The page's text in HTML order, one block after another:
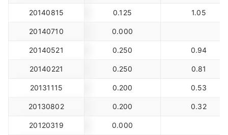
20140815 0.125 1.05
20140710 0.000
20140521 0.250 0.94
20140221 0.250 0.81
20131115 0.200 0.53
20130802 0.200 0.32
20120319 0.000